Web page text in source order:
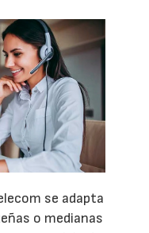
se adapta
o medianas